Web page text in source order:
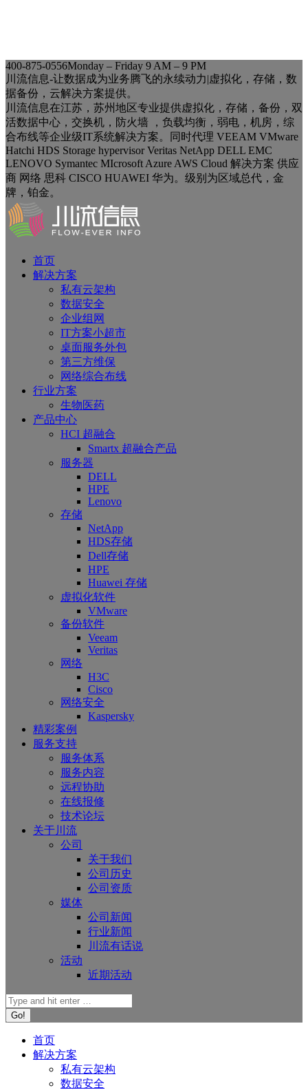
400-875-0556Monday – Friday 9 AM – 9 PM
川流信息-让数据成为业务腾飞的永续动力|虚拟化，存储，数
据备份，云解决方案提供。
川流信息在江苏，苏州地区专业提供虚拟化，存储，备份，双
活数据中心，交换机，防火墙 ，负载均衡，弱电，机房，综
合布线等企业级IT系统解决方案。同时代理 VEEAM VMware
Hatchi HDS Storage hypervisor Veritas NetApp DELL EMC
LENOVO Symantec MIcrosoft Azure AWS Cloud 解决方案 供应
商 网络 思科 CISCO HUAWEI 华为。级别为区域总代，金
牌，铂金。
首页
解决方案
私有云架构
数据安全
企业组网
IT方案小超市
桌面服务外包
第三方维保
网络综合布线
行业方案
生物医药
产品中心
HCI 超融合
Smartx 超融合产品
服务器
DELL
HPE
Lenovo
存储
NetApp
HDS存储
Dell存储
HPE
Huawei 存储
虚拟化软件
VMware
备份软件
Veeam
Veritas
网络
H3C
Cisco
网络安全
Kaspersky
精彩案例
服务支持
服务体系
服务内容
远程协助
在线报修
技术论坛
关于川流
公司
关于我们
公司历史
公司资质
媒体
公司新闻
行业新闻
川流有话说
活动
近期活动
首页
解决方案
私有云架构
数据安全